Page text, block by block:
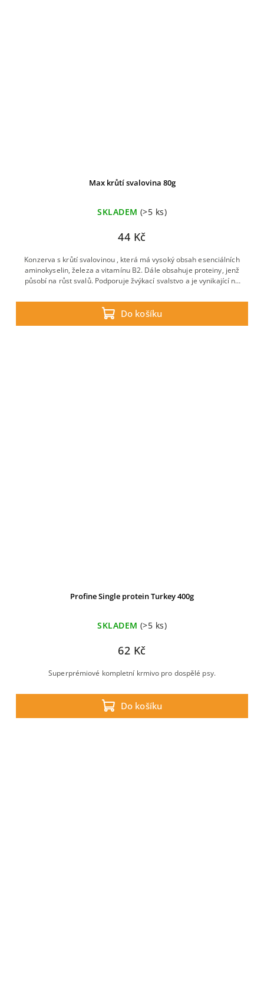
Max krůtí svalovina 80g
SKLADEM (>5 ks)
44 Kč
Do košíku
Konzerva s krůtí svalovinou , která má vysoký obsah esenciálních
aminokyselin, železa a vitamínu B2. Dále obsahuje proteiny, jenž
působí na růst svalů. Podporuje žvýkací svalstvo a je vynikající na
Profine Single protein Turkey 400g
SKLADEM (>5 ks)
62 Kč
Do košíku
Superprémiové kompletní krmivo pro dospělé psy.